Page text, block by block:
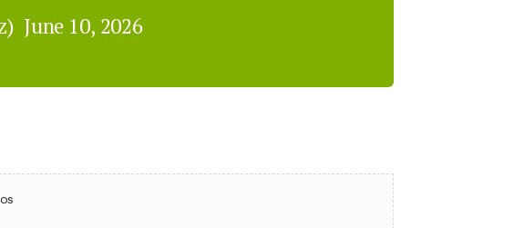
June 10, 2026
WhatsApp